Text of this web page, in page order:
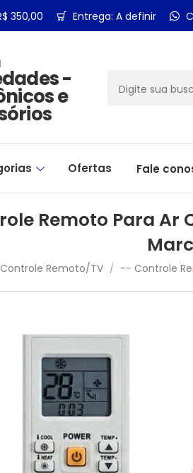
350,00 Entrega: A definir
-
e
Ofertas Fale
Remoto Para Ar
Controle Remoto/TV / -- Controle